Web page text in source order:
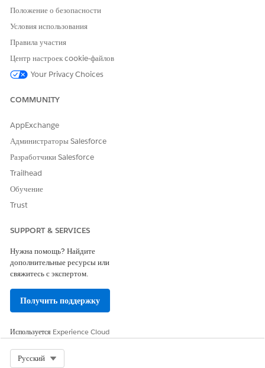
Чтобы помочь группе по уходу определить основного
специалиста по уходу, связанного с поставщиком программы
лечения, свяжите специалиста по уходу с поставщиком
программы лечения. Эта связь также помогает группе по уходу
найти всех специалистов по уходу для поставщиков программы
лечения.
Положение о безопасности
Условия использования
Правила участия
Центр настроек cookie-файлов
Your Privacy Choices
COMMUNITY
AppExchange
Администраторы Salesforce
Разработчики Salesforce
Trailhead
Обучение
Trust
SUPPORT & SERVICES
Нужна помощь? Найдите
дополнительные ресурсы или
свяжитесь с экспертом.
Получить поддержку
Используется Experience Cloud
Русский